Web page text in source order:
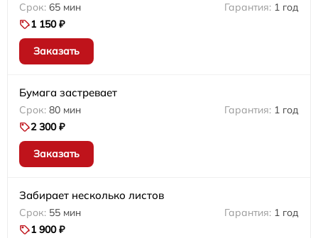
65 мин
1 год
1 150 ₽
Заказать
Бумага застревает
80 мин
1 год
2 300 ₽
Заказать
Забирает несколько листов
55 мин
1 год
1 900 ₽